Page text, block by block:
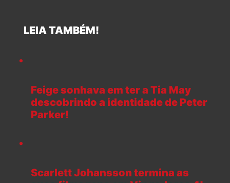
LEIA TAMBÉM!
Feige sonhava em ter a Tia May
descobrindo a identidade de Peter
Parker!
Scarlett Johansson termina as